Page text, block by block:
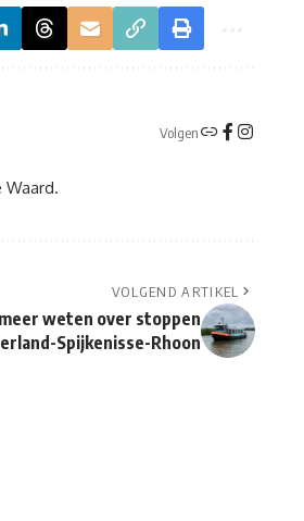
Volgen
Waard.
VOLGEND ARTIKEL
weten over stoppen
Spijkenisse-Rhoon